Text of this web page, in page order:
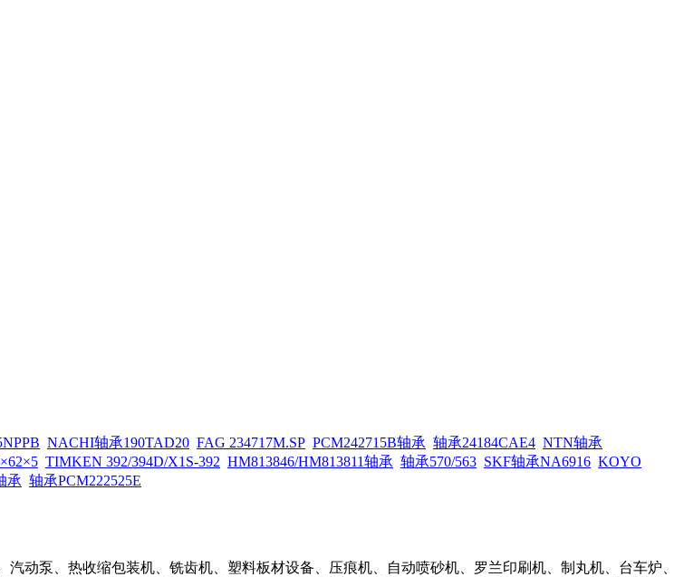
NACHI轴承190TAD20 FAG 234717M.SP PCM242715B轴承 轴承24184CAE4 NTN轴承
TIMKEN 392/394D/X1S-392 HM813846/HM813811轴承 轴承570/563 SKF轴承NA6916 KOYO
承 轴承PCM222525E
动泵、热收缩包装机、铣齿机、塑料板材设备、压痕机、自动喷砂机、罗兰印刷机、制丸机、台车炉、